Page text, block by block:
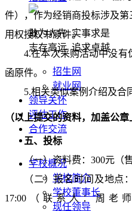
敢为人先 实事求是
志存高远 追求卓越
招生网
就业网
领导关怀
评估工作
合作交流
学校概况
学校简介
学校董事长
现任领导
件），作为经销商投标涉及
用权授权书原件。
4.在本次采购活动中没
函原件。
5.相关类似案例介绍及合
（以上提交的资料，加盖公章
五、投标
（一）资料费： 300元（
（二）报名时间及地点
17:00（联系人：周老